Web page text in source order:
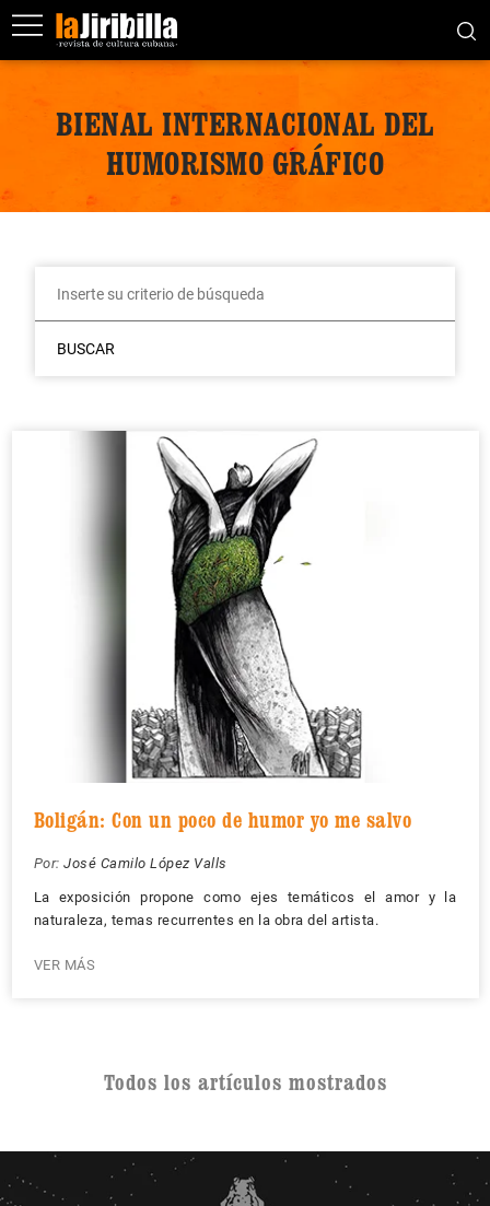
BIENAL INTERNACIONAL DEL
HUMORISMO GRÁFICO
BUSCAR
Boligán: Con un poco de humor yo me salvo
Por: José Camilo López Valls
La exposición propone como ejes temáticos el amor y la
naturaleza, temas recurrentes en la obra del artista.
VER MÁS
Todos los artículos mostrados